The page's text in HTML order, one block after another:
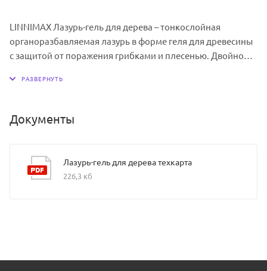
LINNIMAX Лазурь-гель для дерева – тонкослойная
органоразбавляемая лазурь в форме геля для древесины
с защитой от поражения грибками и плесенью. Двойной
в составе два типа УФ-фильтров. Тонкослойная:
основания, способствует влагообмену. Защищает
древесину от поражение грибками и водорослями:
вымываются из покрытия при эксплуатации. В форме
геля: обладает специальной консистенцией для
равномерного нанесения материала без брызг и
Документы
Лазурь-гель для дерева техкарта
226,3 кб